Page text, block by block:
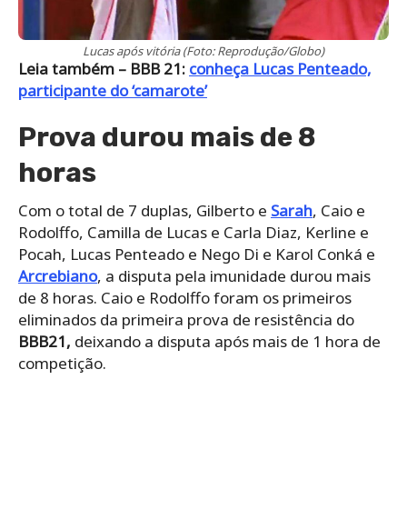
Lucas após vitória (Foto: Reprodução/Globo)
Leia também – BBB 21: conheça Lucas Penteado,
participante do ‘camarote’
Prova durou mais de 8
horas
Com o total de 7 duplas, Gilberto e Sarah, Caio e
Rodolffo, Camilla de Lucas e Carla Diaz, Kerline e
Pocah, Lucas Penteado e Nego Di e Karol Conká e
Arcrebiano, a disputa pela imunidade durou mais
de 8 horas. Caio e Rodolffo foram os primeiros
eliminados da primeira prova de resistência do
BBB21, deixando a disputa após mais de 1 hora de
competição.